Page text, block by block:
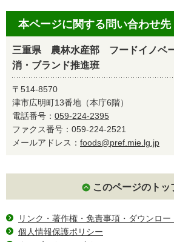
本ページに関する問い合わせ先
三重県 農林水産部 フードイノベ
消・ブランド推進班
〒514-8570
津市広明町13番地（本庁6階）
電話番号： 059-224-2395
ファクス番号：059-224-2521
メールアドレス： foods@pref.mie.lg.jp
このページのトッ
リンク・著作権・免責事項・ダウンロー
個人情報保護ポリシー